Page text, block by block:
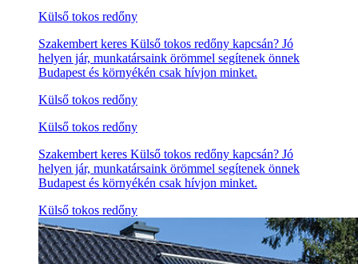
Külső tokos redőny
Szakembert keres Külső tokos redőny kapcsán? Jó
helyen jár, munkatársaink örömmel segítenek önnek
Budapest és környékén csak hívjon minket.
Külső tokos redőny
Külső tokos redőny
Szakembert keres Külső tokos redőny kapcsán? Jó
helyen jár, munkatársaink örömmel segítenek önnek
Budapest és környékén csak hívjon minket.
Külső tokos redőny